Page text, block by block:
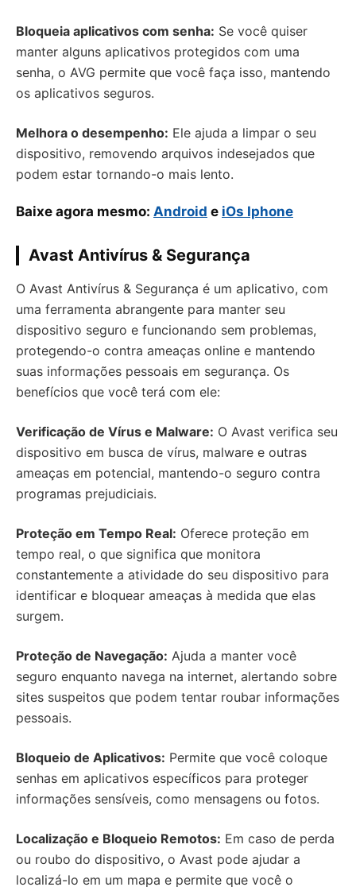
Bloqueia aplicativos com senha: Se você quiser
manter alguns aplicativos protegidos com uma
senha, o AVG permite que você faça isso, mantendo
os aplicativos seguros.
Melhora o desempenho: Ele ajuda a limpar o seu
dispositivo, removendo arquivos indesejados que
podem estar tornando-o mais lento.
Baixe agora mesmo: Android e iOs Iphone
Avast Antivírus & Segurança
O Avast Antivírus & Segurança é um aplicativo, com
uma ferramenta abrangente para manter seu
dispositivo seguro e funcionando sem problemas,
protegendo-o contra ameaças online e mantendo
suas informações pessoais em segurança. Os
benefícios que você terá com ele:
Verificação de Vírus e Malware: O Avast verifica seu
dispositivo em busca de vírus, malware e outras
ameaças em potencial, mantendo-o seguro contra
programas prejudiciais.
Proteção em Tempo Real: Oferece proteção em
tempo real, o que significa que monitora
constantemente a atividade do seu dispositivo para
identificar e bloquear ameaças à medida que elas
surgem.
Proteção de Navegação: Ajuda a manter você
seguro enquanto navega na internet, alertando sobre
sites suspeitos que podem tentar roubar informações
pessoais.
Bloqueio de Aplicativos: Permite que você coloque
senhas em aplicativos específicos para proteger
informações sensíveis, como mensagens ou fotos.
Localização e Bloqueio Remotos: Em caso de perda
ou roubo do dispositivo, o Avast pode ajudar a
localizá-lo em um mapa e permite que você o